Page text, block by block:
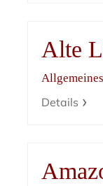
Alte
Details